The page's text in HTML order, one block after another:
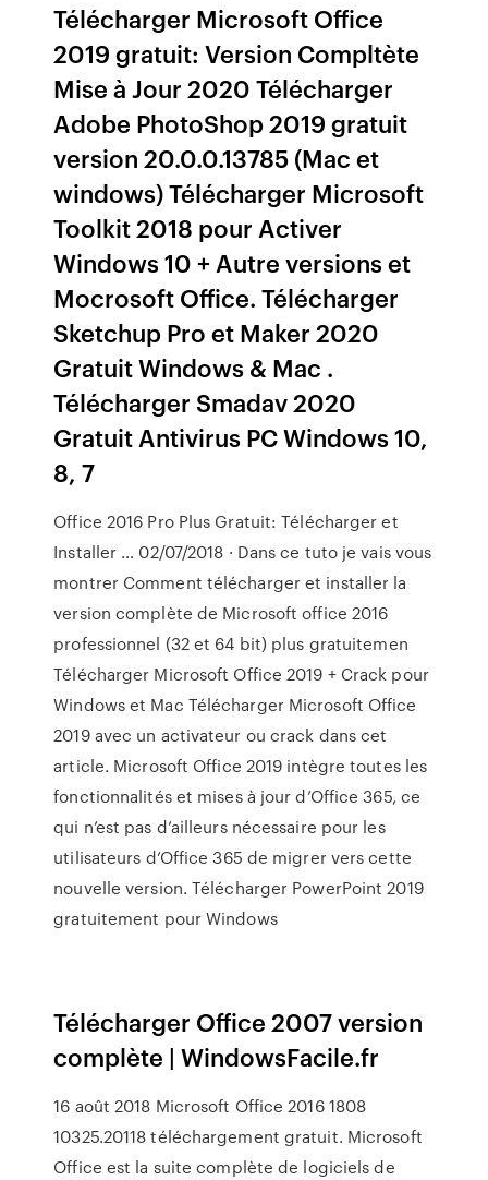
Télécharger Microsoft Office
2019 gratuit: Version Compltète
Mise à Jour 2020 Télécharger
Adobe PhotoShop 2019 gratuit
version 20.0.0.13785 (Mac et
windows) Télécharger Microsoft
Toolkit 2018 pour Activer
Windows 10 + Autre versions et
Mocrosoft Office. Télécharger
Sketchup Pro et Maker 2020
Gratuit Windows & Mac .
Télécharger Smadav 2020
Gratuit Antivirus PC Windows 10,
8, 7
Office 2016 Pro Plus Gratuit: Télécharger et
Installer … 02/07/2018 · Dans ce tuto je vais vous
montrer Comment télécharger et installer la
version complète de Microsoft office 2016
professionnel (32 et 64 bit) plus gratuitemen
Télécharger Microsoft Office 2019 + Crack pour
Windows et Mac Télécharger Microsoft Office
2019 avec un activateur ou crack dans cet
article. Microsoft Office 2019 intègre toutes les
fonctionnalités et mises à jour d’Office 365, ce
qui n’est pas d’ailleurs nécessaire pour les
utilisateurs d’Office 365 de migrer vers cette
nouvelle version. Télécharger PowerPoint 2019
gratuitement pour Windows
Télécharger Office 2007 version
complète | WindowsFacile.fr
16 août 2018 Microsoft Office 2016 1808
10325.20118 téléchargement gratuit. Microsoft
Office est la suite complète de logiciels de